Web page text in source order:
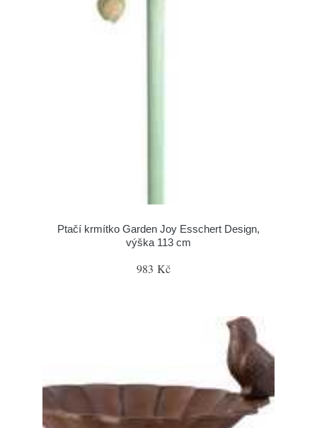
Ptačí krmítko Garden Joy Esschert Design,
výška 113 cm
983 Kč